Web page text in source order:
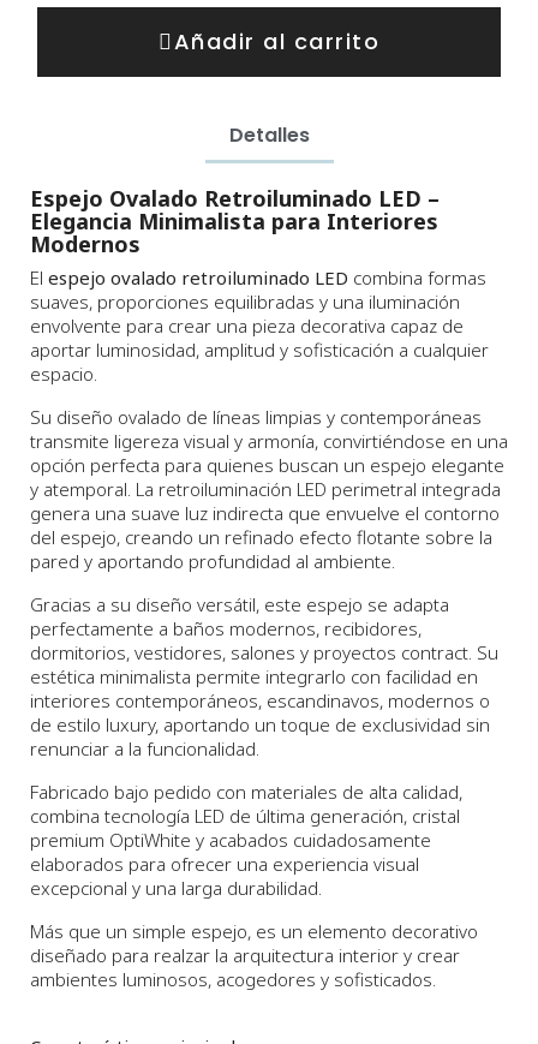
Añadir al carrito
Detalles
Espejo Ovalado Retroiluminado LED –
Elegancia Minimalista para Interiores
Modernos
El espejo ovalado retroiluminado LED combina formas
suaves, proporciones equilibradas y una iluminación
envolvente para crear una pieza decorativa capaz de
aportar luminosidad, amplitud y sofisticación a cualquier
espacio.
Su diseño ovalado de líneas limpias y contemporáneas
transmite ligereza visual y armonía, convirtiéndose en una
opción perfecta para quienes buscan un espejo elegante
y atemporal. La retroiluminación LED perimetral integrada
genera una suave luz indirecta que envuelve el contorno
del espejo, creando un refinado efecto flotante sobre la
pared y aportando profundidad al ambiente.
Gracias a su diseño versátil, este espejo se adapta
perfectamente a baños modernos, recibidores,
dormitorios, vestidores, salones y proyectos contract. Su
estética minimalista permite integrarlo con facilidad en
interiores contemporáneos, escandinavos, modernos o
de estilo luxury, aportando un toque de exclusividad sin
renunciar a la funcionalidad.
Fabricado bajo pedido con materiales de alta calidad,
combina tecnología LED de última generación, cristal
premium OptiWhite y acabados cuidadosamente
elaborados para ofrecer una experiencia visual
excepcional y una larga durabilidad.
Más que un simple espejo, es un elemento decorativo
diseñado para realzar la arquitectura interior y crear
ambientes luminosos, acogedores y sofisticados.